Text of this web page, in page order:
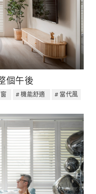
個午後
機能舒適 當代風